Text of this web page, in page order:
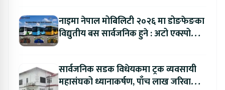
नाइमा नेपाल मोबिलिटी २०२६ मा डोङफेङका
विद्युतीय बस सार्वजनिक हुने : अटो एक्स्पोमा
सार्वजनिक सडक विधेयकमा ट्रक व्यवसायी
महासंघको ध्यानाकर्षण, पाँच लाख जरिवाना